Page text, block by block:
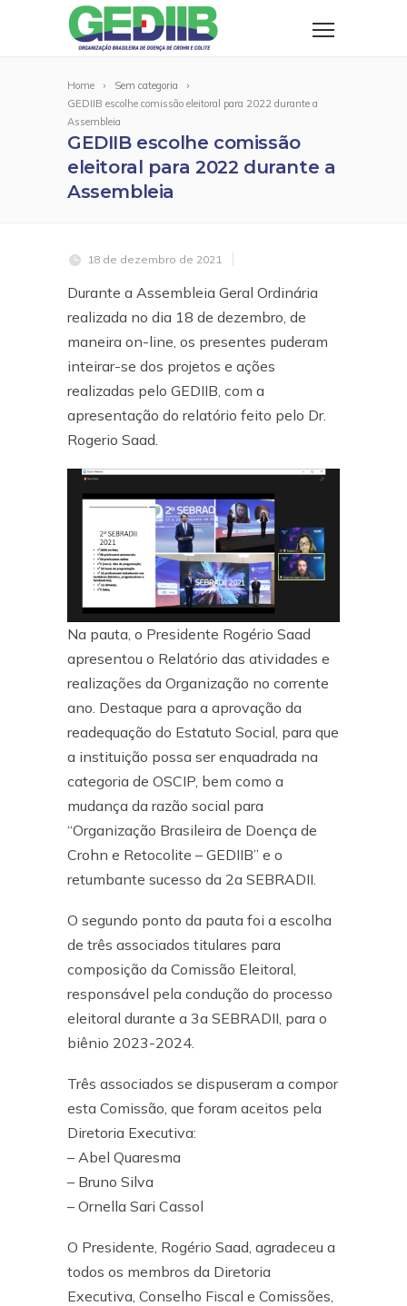
Home
Sem categoria
GEDIIB escolhe comissão eleitoral para 2022 durante a
Assembleia
GEDIIB escolhe comissão
eleitoral para 2022 durante a
Assembleia
18 de dezembro de 2021
Durante a Assembleia Geral Ordinária
realizada no dia 18 de dezembro, de
maneira on-line, os presentes puderam
inteirar-se dos projetos e ações
realizadas pelo GEDIIB, com a
apresentação do relatório feito pelo Dr.
Rogerio Saad.
Na pauta, o Presidente Rogério Saad
apresentou o Relatório das atividades e
realizações da Organização no corrente
ano. Destaque para a aprovação da
readequação do Estatuto Social, para que
a instituição possa ser enquadrada na
categoria de OSCIP, bem como a
mudança da razão social para
“Organização Brasileira de Doença de
Crohn e Retocolite – GEDIIB” e o
retumbante sucesso da 2a SEBRADII.
O segundo ponto da pauta foi a escolha
de três associados titulares para
composição da Comissão Eleitoral,
responsável pela condução do processo
eleitoral durante a 3a SEBRADII, para o
biênio 2023-2024.
Três associados se dispuseram a compor
esta Comissão, que foram aceitos pela
Diretoria Executiva:
– Abel Quaresma
– Bruno Silva
– Ornella Sari Cassol
O Presidente, Rogério Saad, agradeceu a
todos os membros da Diretoria
Executiva, Conselho Fiscal e Comissões,